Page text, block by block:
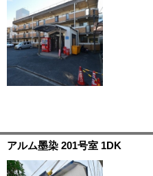
アルム墨染 201号室 1DK